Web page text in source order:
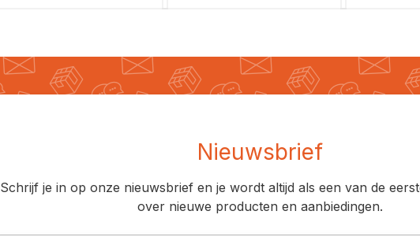
Nieuwsbrief
Schrijf je in op onze nieuwsbrief en je wordt altijd als een van de
over nieuwe producten en aanbiedingen.